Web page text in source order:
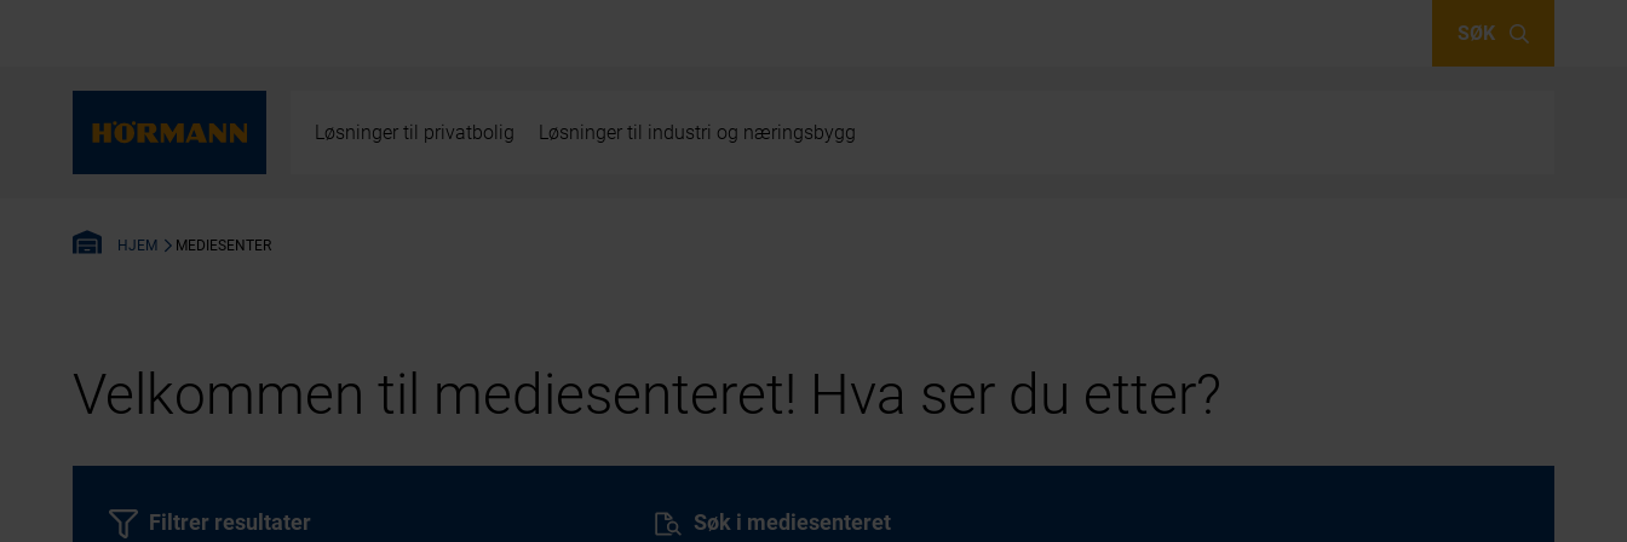
SØK
Løsninger til privatbolig Løsninger til industri og næringsbygg
HJEM MEDIESENTER
Velkommen til mediesenteret! Hva ser du etter?
Søk i mediesenteret
Filtrer resultater